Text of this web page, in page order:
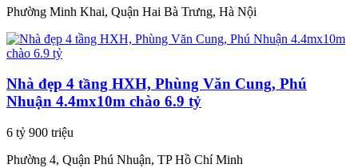
Phường Minh Khai, Quận Hai Bà Trưng, Hà Nội
Nhà đẹp 4 tầng HXH, Phùng Văn Cung, Phú
Nhuận 4.4mx10m chào 6.9 tỷ
6 tỷ 900 triệu
Phường 4, Quận Phú Nhuận, TP Hồ Chí Minh